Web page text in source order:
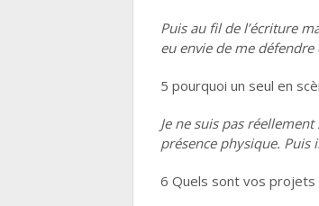
Puis au fil de l’écriture
eu envie de me
5 pourquoi un seul en
Je ne suis pas
présence physique.
6 Quels sont vos projets